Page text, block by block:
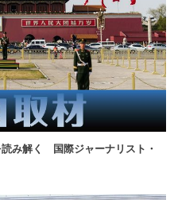
読み解く 国際ジャーナリスト・